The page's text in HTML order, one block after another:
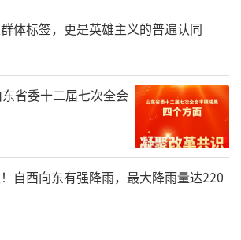
体标签，更是英雄主义的普遍认同
省委十二届七次全会
自西向东有强降雨，最大降雨量达220